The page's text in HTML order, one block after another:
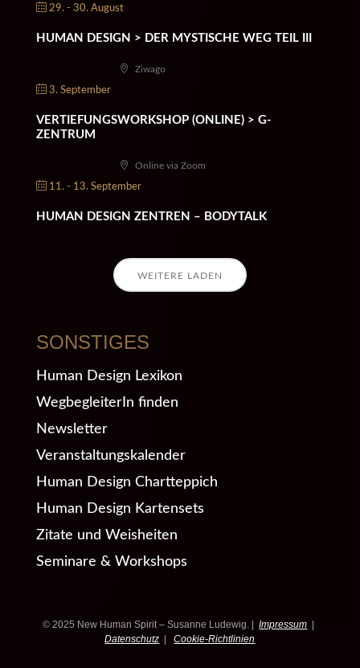
29. - 30. August
HUMAN DESIGN > DER MYSTISCHE WEG TEIL III
Ziwago
3. September
VERTIEFUNGSWORKSHOP (ONLINE) > G-
ZENTRUM
Online via Zoom
11. - 13. September
HUMAN DESIGN ZENTREN – BODYTALK
WEITERE LADEN
SONSTIGES
Human Design Lexikon
WegbegleiterIn finden
Newsletter
Veranstaltungskalender
Human Design Chartteppich
Human Design Kartensets
Zitate und Weisheiten
Seminare & Workshops
© 2025 New Human Spirit – Susanne Ludewig. |Impressum
Datenschutz |Cookie-Richtlinien